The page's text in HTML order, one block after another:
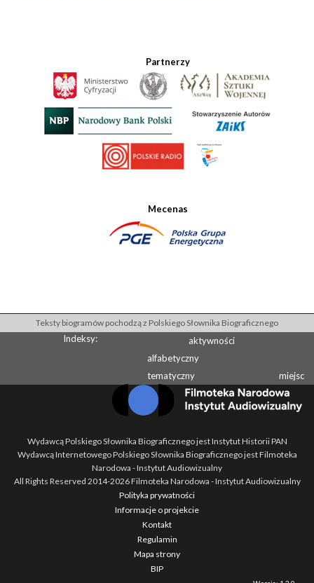
Partnerzy
Mecenas
Teksty biogramów pochodzą z Polskiego Słownika Biograficznego
Indeksy:
aktywności
alfabetyczny
tematyczny
miejsc
Wydawcą Polskiego Słownika Biograficznego jest Instytut Historii PAN
Wydawcą Internetowego Polskiego Słownika Biograficznego jest Filmoteka
Narodowa - Instytut Audiowizualny
All Rights Reserved 2014-2026Filmoteka Narodowa - Instytut Audiowizualny
Polityka prywatności
Informacje o projekcie
Kontakt
Regulamin
Mapa strony
BIP